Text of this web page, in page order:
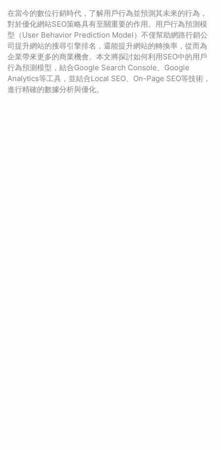
在當今的數位行銷時代，了解用戶行為並預測其未來的行為，
對於優化網站SEO策略具有至關重要的作用。用戶行為預測模
型（User Behavior Prediction Model）不僅幫助網路行銷公
司提升網站的搜尋引擎排名，還能提升網站的轉換率，從而為
企業帶來更多的商業機會。本文將探討如何利用SEO中的用戶
行為預測模型，結合Google Search Console、Google
Analytics等工具，並結合Local SEO、On-Page SEO等技術，
進行精確的數據分析與優化。